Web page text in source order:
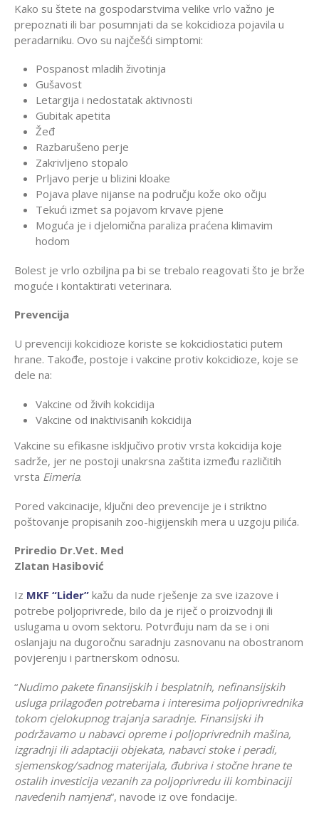
Kako su štete na gospodarstvima velike vrlo važno je
prepoznati ili bar posumnjati da se kokcidioza pojavila u
peradarniku. Ovo su najčešći simptomi:
Pospanost mladih životinja
Gušavost
Letargija i nedostatak aktivnosti
Gubitak apetita
Žeđ
Razbarušeno perje
Zakrivljeno stopalo
Prljavo perje u blizini kloake
Pojava plave nijanse na području kože oko očiju
Tekući izmet sa pojavom krvave pjene
Moguća je i djelomična paraliza praćena klimavim
hodom
Bolest je vrlo ozbiljna pa bi se trebalo reagovati što je brže
moguće i kontaktirati veterinara.
Prevencija
U prevenciji kokcidioze koriste se kokcidiostatici putem
hrane. Takođe, postoje i vakcine protiv kokcidioze, koje se
dele na:
Vakcine od živih kokcidija
Vakcine od inaktivisanih kokcidija
Vakcine su efikasne isključivo protiv vrsta kokcidija koje
sadrže, jer ne postoji unakrsna zaštita između različitih
vrsta Eimeria.
Pored vakcinacije, ključni deo prevencije je i striktno
poštovanje propisanih zoo-higijenskih mera u uzgoju pilića.
Priredio Dr.Vet. Med
Zlatan Hasibović
Iz MKF “Lider” kažu da nude rješenje za sve izazove i
potrebe poljoprivrede, bilo da je riječ o proizvodnji ili
uslugama u ovom sektoru. Potvrđuju nam da se i oni
oslanjaju na dugoročnu saradnju zasnovanu na obostranom
povjerenju i partnerskom odnosu.
“Nudimo pakete finansijskih i besplatnih, nefinansijskih
usluga prilagođen potrebama i interesima poljoprivrednika
tokom cjelokupnog trajanja saradnje. Finansijski ih
podržavamo u nabavci opreme i poljoprivrednih mašina,
izgradnji ili adaptaciji objekata, nabavci stoke i peradi,
sjemenskog/sadnog materijala, đubriva i stočne hrane te
ostalih investicija vezanih za poljoprivredu ili kombinaciji
navedenih namjena“, navode iz ove fondacije.